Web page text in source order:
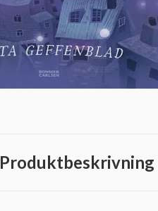
Produktbeskrivning